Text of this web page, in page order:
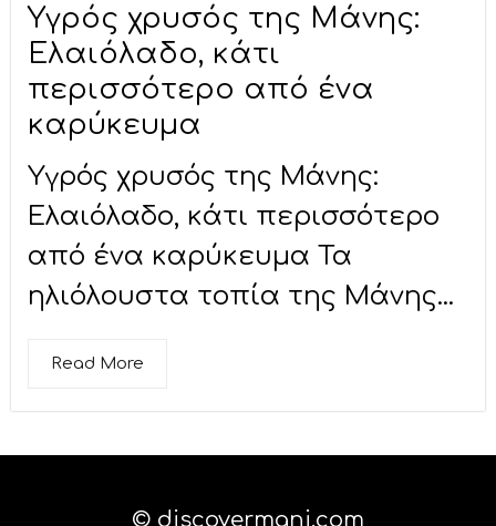
Υγρός χρυσός της Μάνης:
Ελαιόλαδο, κάτι
περισσότερο από ένα
καρύκευμα
Υγρός χρυσός της Μάνης:
Ελαιόλαδο, κάτι περισσότερο
από ένα καρύκευμα Τα
ηλιόλουστα τοπία της Μάνης...
Read More
© discovermani.com